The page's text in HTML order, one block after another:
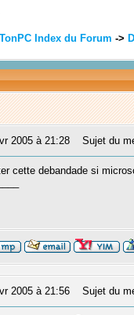
Index du Forum ->
2005 à 21:28 Sujet du
cette debandade si
2005 à 21:56 Sujet du